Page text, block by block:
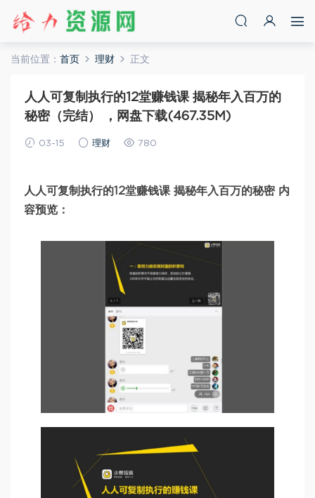
当前位置： 首页 理财 正文
人人可复制执行的12堂赚钱课 揭秘年入百万的
秘密（完结） ，网盘下载(467.35M)
03-15 理财 780
人人可复制执行的12堂赚钱课 揭秘年入百万的秘密 内
容预览：